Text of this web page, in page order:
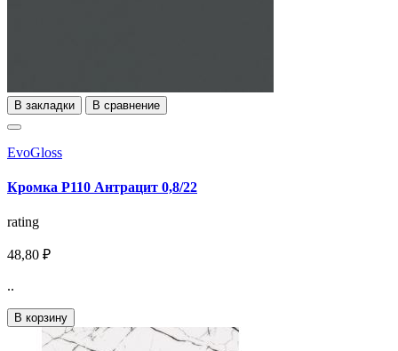
В закладки В сравнение
EvoGloss
Кромка Р110 Антрацит 0,8/22
rating
48,80 ₽
..
В корзину